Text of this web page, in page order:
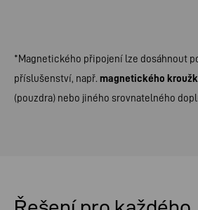
*Magnetického připojení lze dosáhnout
příslušenství, např. magnetického
(pouzdra) nebo jiného srovnatelného